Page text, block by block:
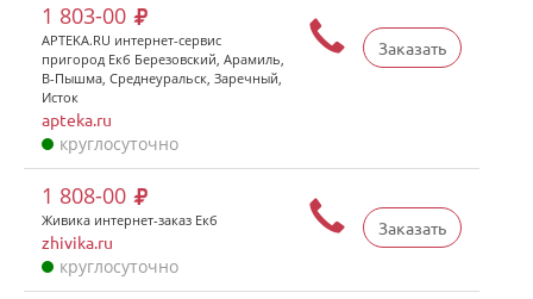
Заказать
1 803-00
APTEKA.RU интернет-сервис
пригород Екб Березовский, Арамиль,
В-Пышма, Среднеуральск, Заречный,
Исток
apteka.ru
круглосуточно
Заказать
1 808-00
Живика интернет-заказ Екб
zhivika.ru
круглосуточно